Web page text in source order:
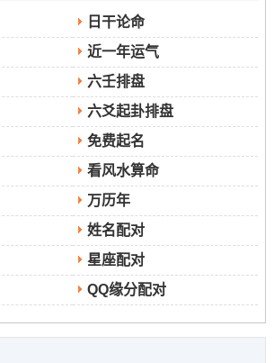
古人对于天时、地利、人与和谐统一
细揣摩同遵循！
历乙巳年太岁方位居于东南，岁
，三煞方临于东方.在进行暖房仪
些方位需非常留意！太岁与冲
宜冒犯。Year 2025年家的东南方
的凿墙、挖土、拆卸等动土工
，招致不便！若无法避免，应选
干支相冲;则最佳避开此日举行核
日干论命
近一年运气
六壬排盘
六爻起卦排盘
免费起名
看风水算命
万历年
姓名配对
星座配对
QQ缘分配对